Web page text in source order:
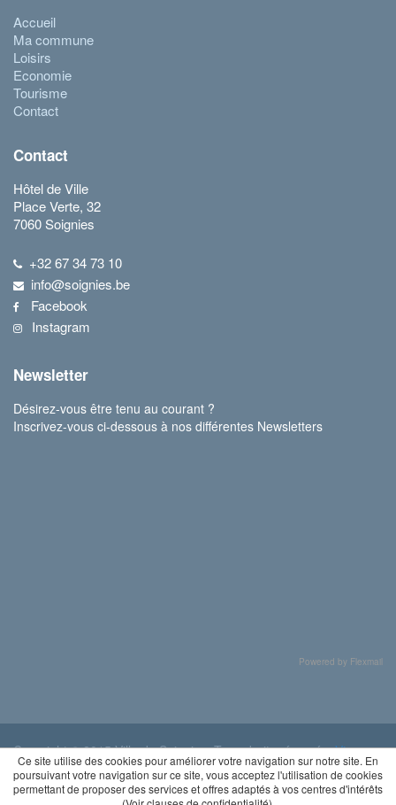
Accueil
Ma commune
Loisirs
Economie
Tourisme
Contact
Contact
Hôtel de Ville
Place Verte, 32
7060 Soignies
+32 67 34 73 10
info@soignies.be
Facebook
Instagram
Newsletter
Désirez-vous être tenu au courant ?
Inscrivez-vous ci-dessous à nos différentes Newsletters
Powered by Flexmail
Copyright © 2015 Ville de Soignies. Tous droits réservés.Vie
privée
Ce site utilise des cookies pour améliorer votre navigation sur notre site. En
poursuivant votre navigation sur ce site, vous acceptez l'utilisation de cookies
permettant de proposer des services et offres adaptés à vos centres d'intérêts